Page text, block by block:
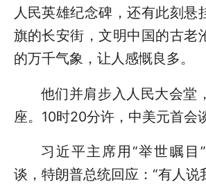
人民英雄纪念碑，还有此刻悬
旗的长安街，文明中国的古老
的万千气象，让人感慨良多。
他们并肩步入人民大会堂
座。10时20分许，中美元首会
习近平主席用“举世瞩目
谈，特朗普总统回应：“有人说